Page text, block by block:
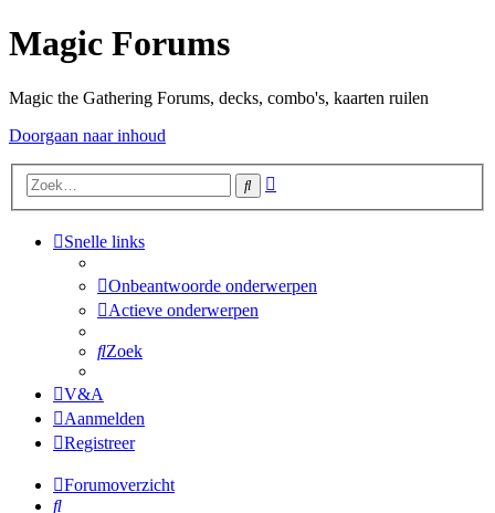
Magic Forums
Magic the Gathering Forums, decks, combo's, kaarten ruilen
Doorgaan naar inhoud
Zoek
Snelle links
Onbeantwoorde onderwerpen
Actieve onderwerpen
Zoek
V&A
Aanmelden
Registreer
Forumoverzicht
Zoek